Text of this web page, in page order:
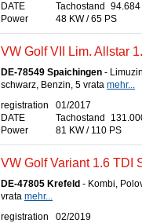
DATE
Tachostand
94.684
Power
48 KW / 65 PS
VW Golf VII Lim. Allstar
DE-78549 Spaichingen -
schwarz, Benzin, 5 vrata mehr...
registration
DATE
01/2017
Tachostand
Power
81 KW / 110 PS
VW Golf Variant 1.6 TDI
DE-47805 Krefeld - Kombi,
vrata mehr...
registration
02/2019